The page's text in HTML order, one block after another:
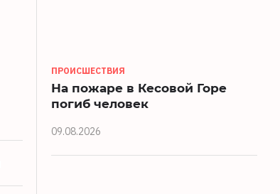
ПРОИСШЕСТВИЯ
На пожаре в Кесовой Горе
погиб человек
09.08.2026